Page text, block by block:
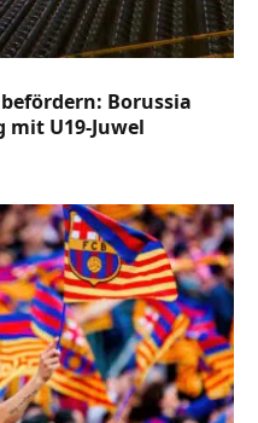
Borussia
U19-Juwel